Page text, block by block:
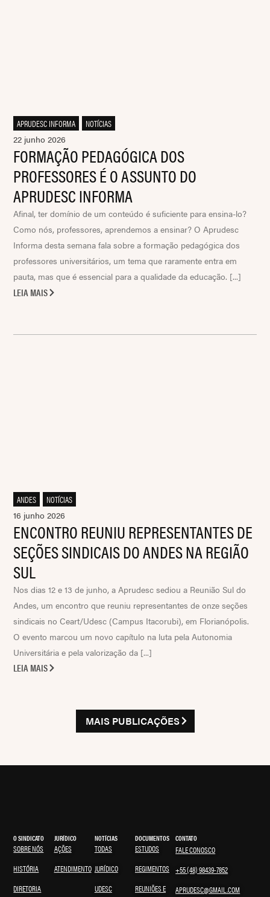
APRUDESC INFORMA
NOTÍCIAS
22 junho 2026
FORMAÇÃO PEDAGÓGICA DOS
PROFESSORES É O ASSUNTO DO
APRUDESC INFORMA
Afinal, ter domínio de um conteúdo é suficiente para ensina-lo?
Como nós, professores, aprendemos a ensinar? O Aprudesc
Informa desta semana fala sobre a formação pedagógica dos
professores universitários, um tema que raramente entra em
pauta, mas que é essencial para a qualidade da educação. [...]
LEIA MAIS
ANDES
NOTÍCIAS
16 junho 2026
ENCONTRO REUNIU REPRESENTANTES DE
SEÇÕES SINDICAIS DO ANDES NA REGIÃO
SUL
Nos dias 12 e 13 de junho, a Aprudesc sediou a Reunião Sul do
Andes, um encontro que reuniu representantes de onze seções
sindicais no Ceart/Udesc (Campus Itacorubi), em Florianópolis.
O evento marcou um novo capítulo na luta pela Autonomia
Universitária e pela valorização da [...]
LEIA MAIS
MAIS PUBLICAÇÕES
O SINDICATO
SOBRE NÓS
HISTÓRIA
DIRETORIA
JURÍDICO
AÇÕES
ATENDIMENTO
NOTÍCIAS
TODAS
JURÍDICO
UDESC
DOCUMENTOS
ESTUDOS
REGIMENTOS
REUNIÕES E
CONTATO
FALE CONOSCO
+55 (48) 98439-7852
APRUDESC@GMAIL.COM